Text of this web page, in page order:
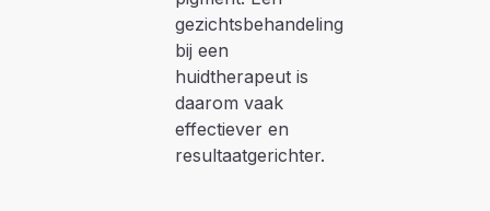
gezichtsbehandeling
bij een
huidtherapeut is
daarom vaak
effectiever en
resultaatgerichter.